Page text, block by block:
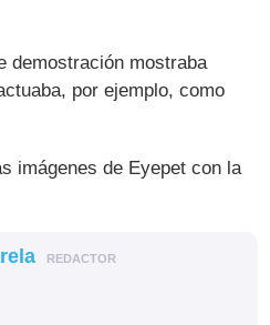
demostración mostraba
por ejemplo, como
imágenes de Eyepet con la
REDACTOR